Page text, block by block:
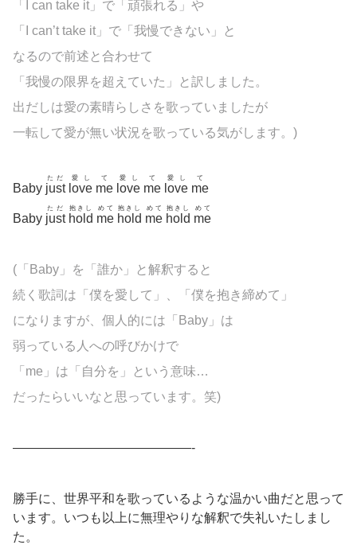
「I can take it」で「頑張れる」や
「I can’t take it」で「我慢できない」と
なるので前述と合わせて
「我慢の限界を超えていた」と訳しました。
出だしは愛の素晴らしさを歌っていましたが
一転して愛が無い状況を歌っている気がします。)
Baby just
ただ
love
愛し
me
て
love
愛し
me
て
love
愛し
me
て
Baby just
ただ
hold
抱きし
me
めて
hold
抱きし
me
めて
hold
抱きし
me
めて
(「Baby」を「誰か」と解釈すると
続く歌詞は「僕を愛して」、「僕を抱き締めて」
になりますが、個人的には「Baby」は
弱っている人への呼びかけで
「me」は「自分を」という意味…
だったらいいなと思っています。笑)
——————————————-
勝手に、世界平和を歌っているような温かい曲だと思って
います。いつも以上に無理やりな解釈で失礼いたしまし
た。